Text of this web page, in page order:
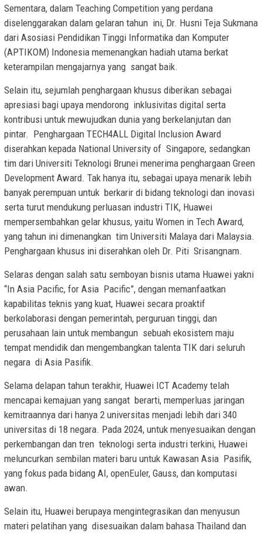
Sementara, dalam Teaching Competition yang perdana
diselenggarakan dalam gelaran tahun ini, Dr. Husni Teja Sukmana
dari Asosiasi Pendidikan Tinggi Informatika dan Komputer
(APTIKOM) Indonesia memenangkan hadiah utama berkat
keterampilan mengajarnya yang sangat baik.
Selain itu, sejumlah penghargaan khusus diberikan sebagai
apresiasi bagi upaya mendorong inklusivitas digital serta
kontribusi untuk mewujudkan dunia yang berkelanjutan dan
pintar. Penghargaan TECH4ALL Digital Inclusion Award
diserahkan kepada National University of Singapore, sedangkan
tim dari Universiti Teknologi Brunei menerima penghargaan Green
Development Award. Tak hanya itu, sebagai upaya menarik lebih
banyak perempuan untuk berkarir di bidang teknologi dan inovasi
serta turut mendukung perluasan industri TIK, Huawei
mempersembahkan gelar khusus, yaitu Women in Tech Award,
yang tahun ini dimenangkan tim Universiti Malaya dari Malaysia.
Penghargaan khusus ini diserahkan oleh Dr. Piti Srisangnam.
Selaras dengan salah satu semboyan bisnis utama Huawei yakni
“In Asia Pacific, for Asia Pacific”, dengan memanfaatkan
kapabilitas teknis yang kuat, Huawei secara proaktif
berkolaborasi dengan pemerintah, perguruan tinggi, dan
perusahaan lain untuk membangun sebuah ekosistem maju
tempat mendidik dan mengembangkan talenta TIK dari seluruh
negara di Asia Pasifik.
Selama delapan tahun terakhir, Huawei ICT Academy telah
mencapai kemajuan yang sangat berarti, memperluas jaringan
kemitraannya dari hanya 2 universitas menjadi lebih dari 340
universitas di 18 negara. Pada 2024, untuk menyesuaikan dengan
perkembangan dan tren teknologi serta industri terkini, Huawei
meluncurkan sembilan materi baru untuk Kawasan Asia Pasifik,
yang fokus pada bidang AI, openEuler, Gauss, dan komputasi
awan.
Selain itu, Huawei berupaya mengintegrasikan dan menyusun
materi pelatihan yang disesuaikan dalam bahasa Thailand dan